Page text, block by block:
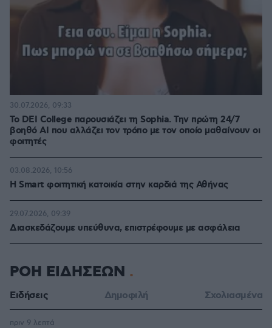
Το DEI College παρουσιάζει τη Sophia. Την πρώτη 24/7
βοηθό AI που αλλάζει τον τρόπο με τον οποίο μαθαίνουν οι
φοιτητές
30.07.2026, 09:33
Η Smart φοιτητική κατοικία στην καρδιά της Αθήνας
03.08.2026, 10:56
Διασκεδάζουμε υπεύθυνα, επιστρέφουμε με ασφάλεια
29.07.2026, 09:39
ΡΟΗ ΕΙΔΗΣΕΩΝ
Ειδήσεις Δημοφιλή Σχολιασμένα
πριν 9 λεπτά